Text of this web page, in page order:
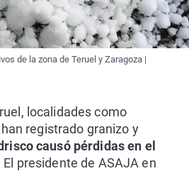
de la zona de Teruel y Zaragoza |
localidades como
registrado granizo y
causó pérdidas en el
El presidente de ASAJA en